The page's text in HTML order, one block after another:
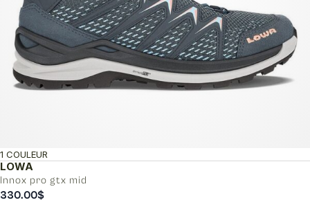
LOWA
Innox pro gtx mid
1 COULEUR
330.00$